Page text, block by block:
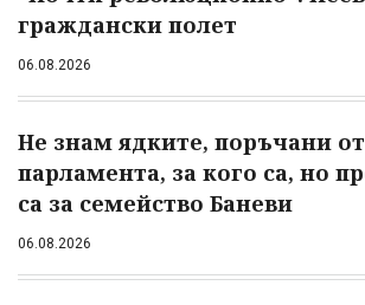
граждански полет
06.08.2026
Не знам ядките, поръчани от
парламента, за кого са, но
са за семейство Баневи
06.08.2026